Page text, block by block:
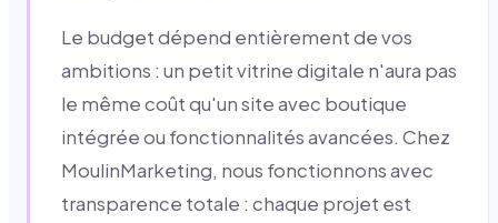
Le budget dépend entièrement de vos
ambitions : un petit vitrine digitale n'aura pas
le même coût qu'un site avec boutique
intégrée ou fonctionnalités avancées. Chez
MoulinMarketing, nous fonctionnons avec
transparence totale : chaque projet est